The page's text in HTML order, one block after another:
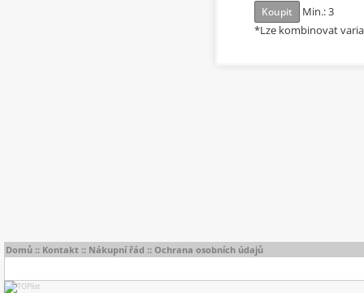
Koupit
Min.: 3
*Lze kombinovat
Domů :: Kontakt :: Nákupní řád :: Ochrana osobních údajů